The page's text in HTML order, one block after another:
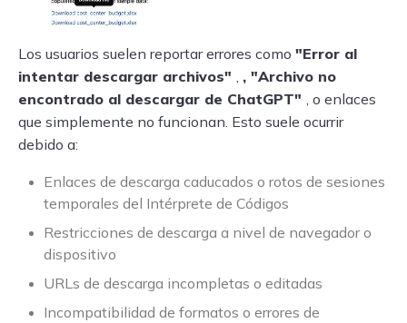
Los usuarios suelen reportar errores como "Error al
intentar descargar archivos" , , "Archivo no
encontrado al descargar de ChatGPT" , o enlaces
que simplemente no funcionan. Esto suele ocurrir
debido a:
Enlaces de descarga caducados o rotos de sesiones
temporales del Intérprete de Códigos
Restricciones de descarga a nivel de navegador o
dispositivo
URLs de descarga incompletas o editadas
Incompatibilidad de formatos o errores de